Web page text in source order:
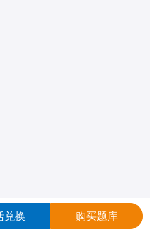
兑换 购买题库